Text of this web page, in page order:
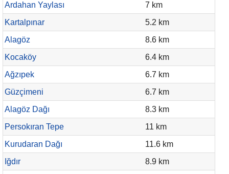
Ardahan Yaylası
7 km
Kartalpınar
5.2 km
Alagöz
8.6 km
Kocaköy
6.4 km
Ağzıpek
6.7 km
Güzçimeni
6.7 km
Alagöz Dağı
8.3 km
Persokıran Tepe
11 km
Kurudaran Dağı
11.6 km
Iğdır
8.9 km